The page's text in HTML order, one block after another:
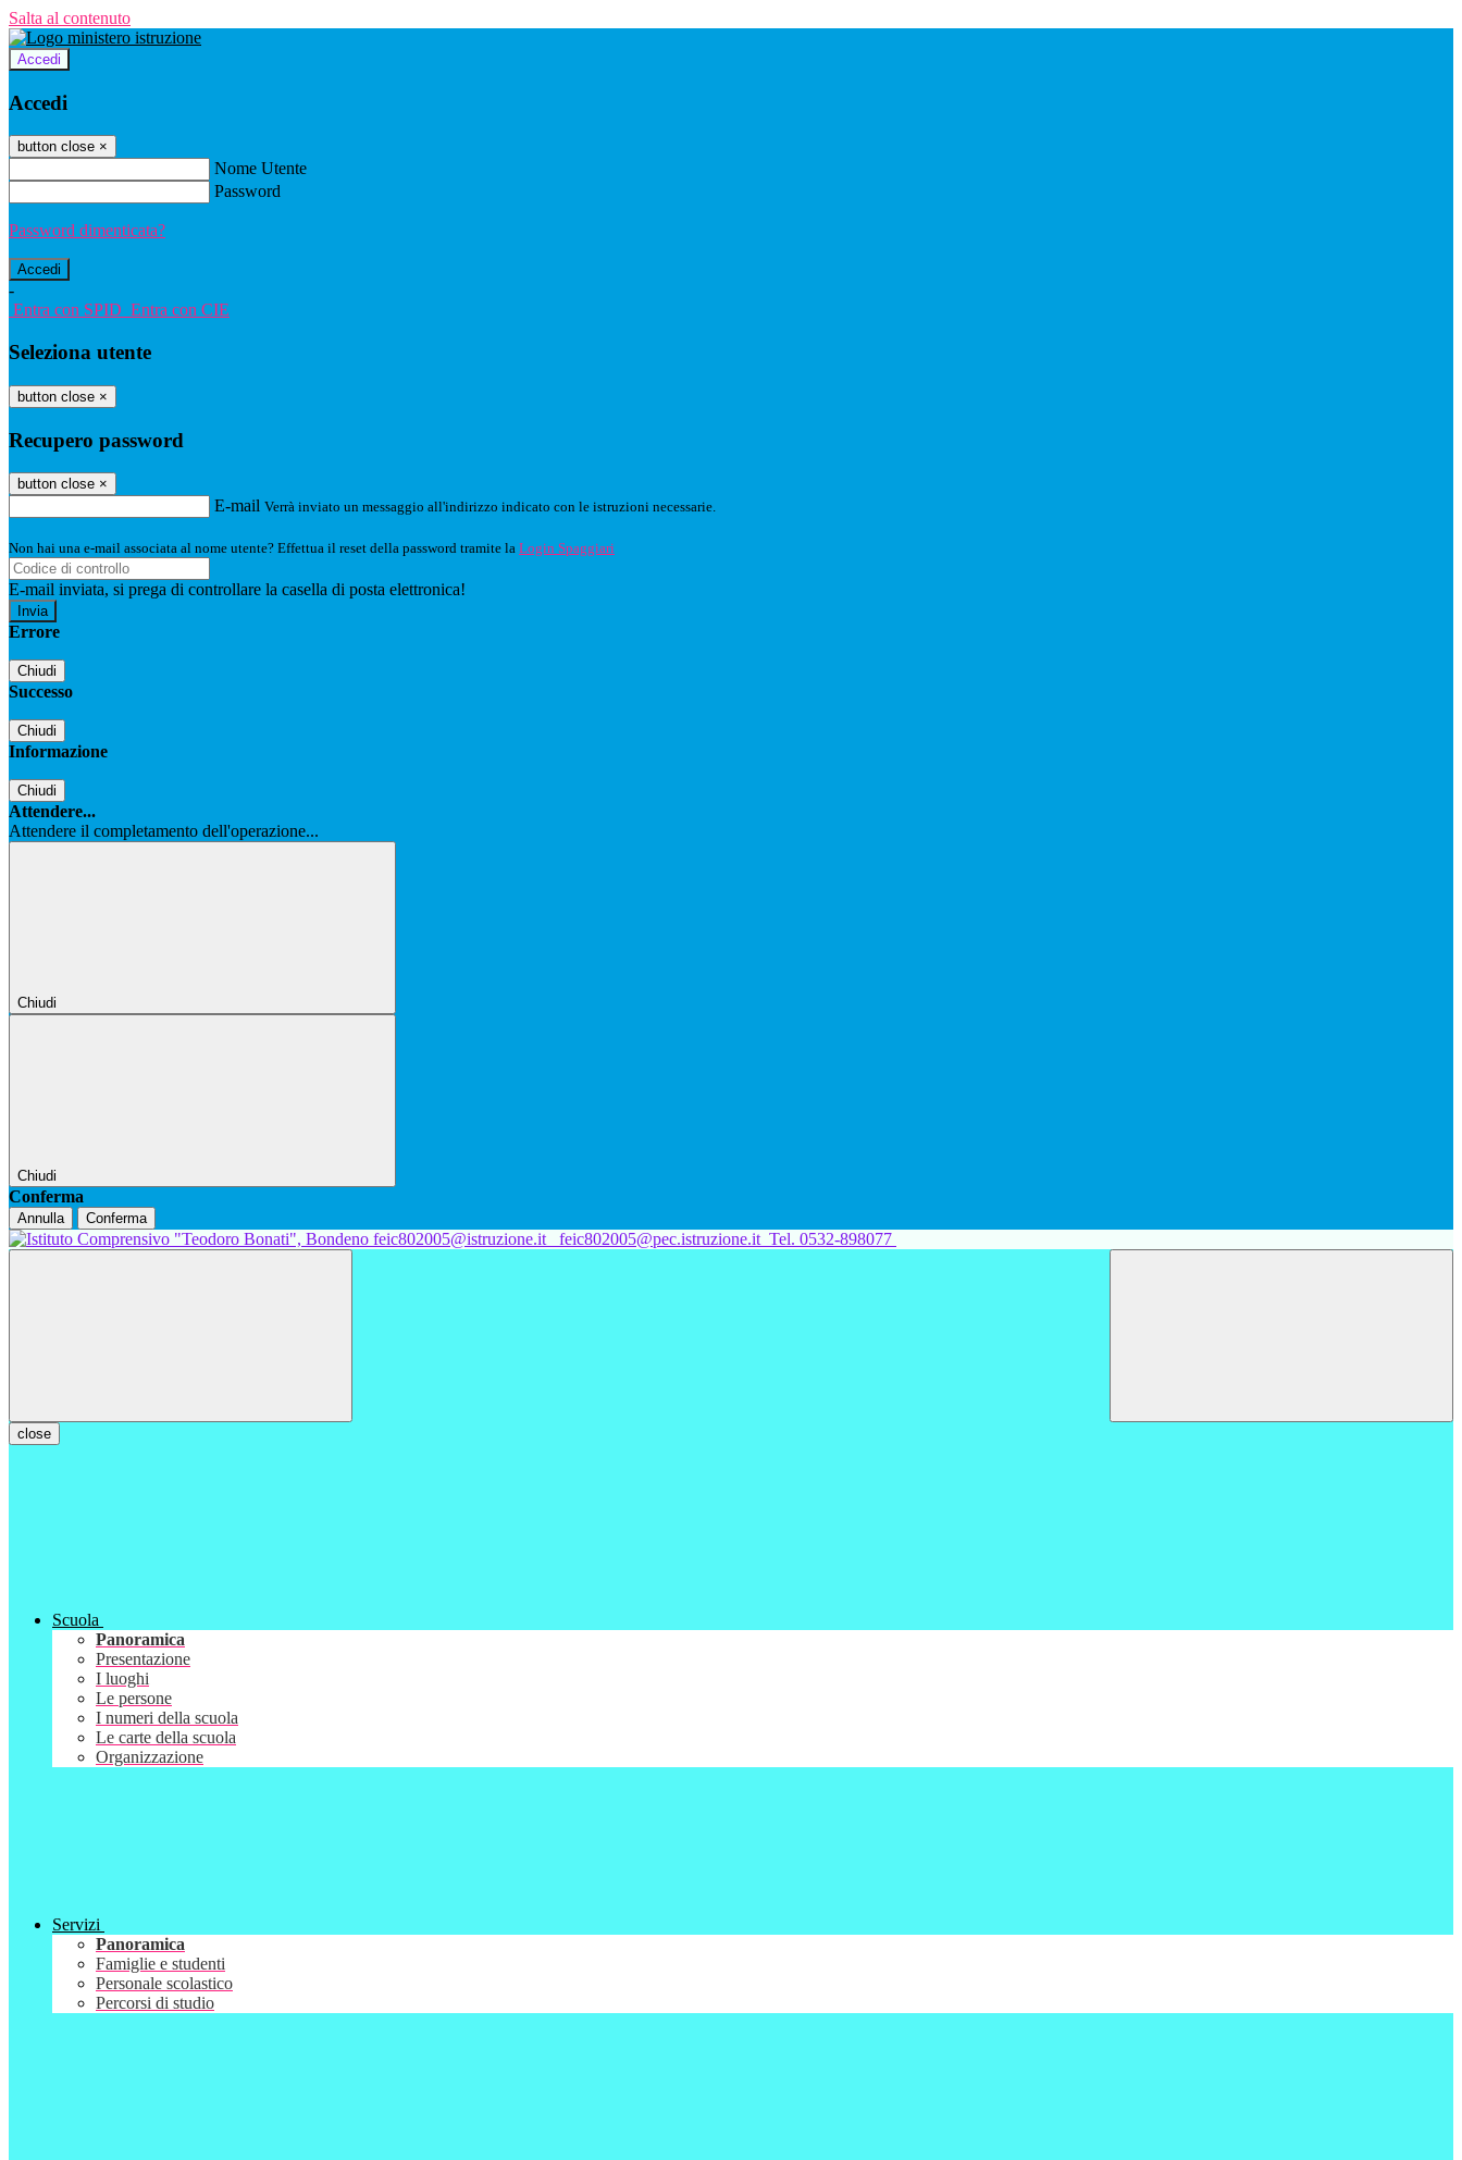
Salta al contenuto
Accedi
Accedi
button close ×
Nome Utente
Password
Password dimenticata?
-
Entra con SPID Entra con CIE
Seleziona utente
button close ×
Recupero password
button close ×
E-mail Verrà inviato un messaggio all'indirizzo indicato con le istruzioni necessarie.
Non hai una e-mail associata al nome utente? Effettua il reset della password tramite la Login Spaggiari
E-mail inviata, si prega di controllare la casella di posta elettronica!
Errore
Chiudi
Successo
Chiudi
Informazione
Chiudi
Attendere...
Attendere il completamento dell'operazione...
Chiudi
Chiudi
Conferma
Annulla Conferma
feic802005@istruzione.it feic802005@pec.istruzione.it Tel. 0532-898077
close
Scuola
Panoramica
Presentazione
I luoghi
Le persone
I numeri della scuola
Le carte della scuola
Organizzazione
Servizi
Panoramica
Famiglie e studenti
Personale scolastico
Percorsi di studio